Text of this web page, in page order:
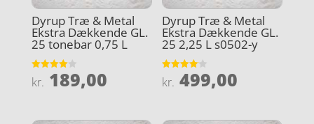
Dyrup Træ & Metal
Ekstra Dækkende GL.
25 tonebar 0,75 L
Vurderet
4
kr. 189,00
Dyrup Træ & Metal
Ekstra Dækkende GL.
25 2,25 L s0502-y
Vurderet
4.1
kr. 499,00